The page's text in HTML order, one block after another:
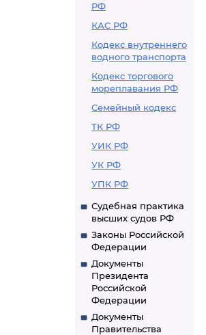
РФ
КАС РФ
Кодекс внутреннего
водного транспорта
Кодекс торгового
мореплавания РФ
Семейный кодекс
ТК РФ
УИК РФ
УК РФ
УПК РФ
Судебная практика
высших судов РФ
Законы Российской
Федерации
Документы
Президента
Российской
Федерации
Документы
Правительства